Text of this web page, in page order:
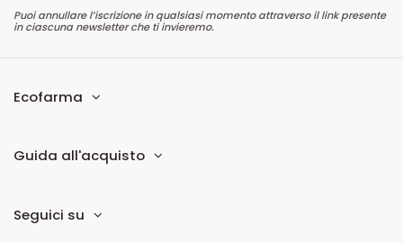
Puoi annullare l’iscrizione in qualsiasi momento attraverso il link presente
in ciascuna newsletter che ti invieremo.
Ecofarma
Guida all'acquisto
Seguici su